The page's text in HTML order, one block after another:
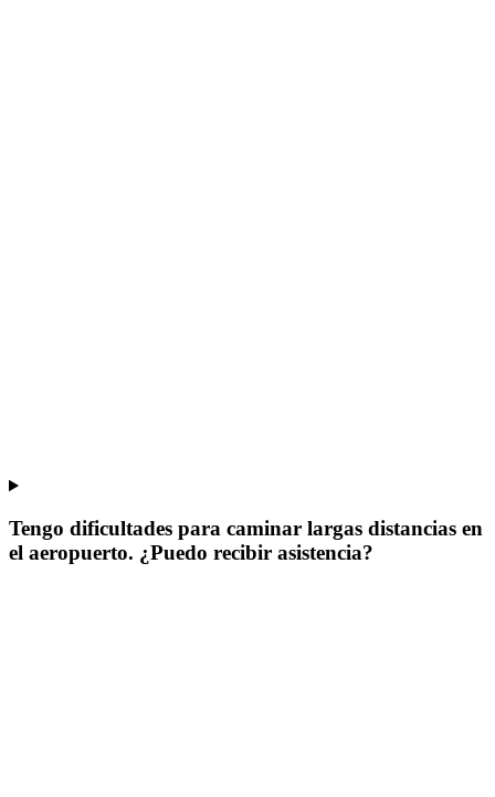
Tengo dificultades para caminar largas distancias en
el aeropuerto. ¿Puedo recibir asistencia?